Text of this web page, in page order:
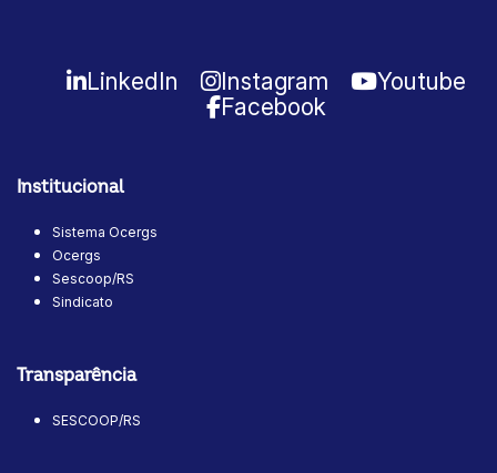
LinkedIn Instagram
Youtube
Facebook
Institucional
Sistema Ocergs
Ocergs
Sescoop/RS
Sindicato
Transparência
SESCOOP/RS